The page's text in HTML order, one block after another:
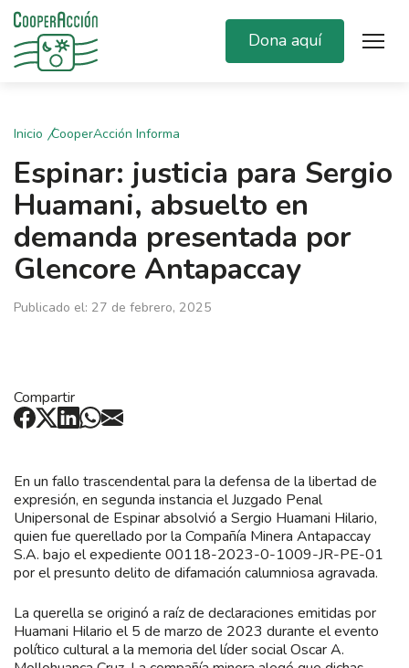
Dona aquí
Inicio CooperAcción Informa
Espinar: justicia para Sergio
Huamani, absuelto en
demanda presentada por
Glencore Antapaccay
Publicado el: 27 de febrero, 2025
Compartir
En un fallo trascendental para la defensa de la libertad de
expresión, en segunda instancia el Juzgado Penal
Unipersonal de Espinar absolvió a Sergio Huamani Hilario,
quien fue querellado por la Compañía Minera Antapaccay
S.A. bajo el expediente 00118-2023-0-1009-JR-PE-01
por el presunto delito de difamación calumniosa agravada.
La querella se originó a raíz de declaraciones emitidas por
Huamani Hilario el 5 de marzo de 2023 durante el evento
político cultural a la memoria del líder social Oscar A.